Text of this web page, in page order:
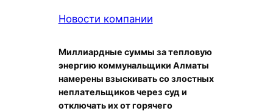
Новости компании
Миллиардные суммы за тепловую
энергию коммунальщики Алматы
намерены взыскивать со злостных
неплательщиков через суд и
отключать их от горячего